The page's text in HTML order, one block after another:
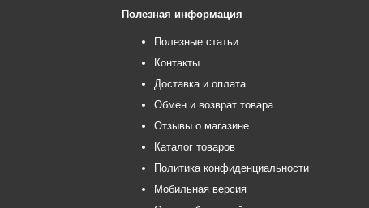
Полезная информация
Полезные статьи
Контакты
Доставка и оплата
Обмен и возврат товара
Отзывы о магазине
Каталог товаров
Политика конфиденциальности
Мобильная версия